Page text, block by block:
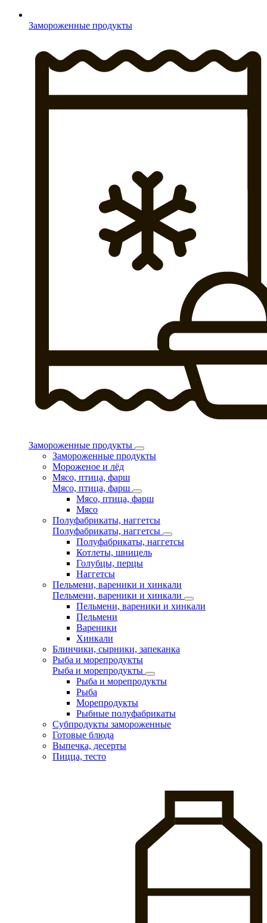
Замороженные продукты
Замороженные продукты
Замороженные продукты
Мороженое и лёд
Мясо, птица, фарш
Мясо, птица, фарш
Мясо, птица, фарш
Мясо
Полуфабрикаты, наггетсы
Полуфабрикаты, наггетсы
Полуфабрикаты, наггетсы
Котлеты, шницель
Голубцы, перцы
Наггетсы
Пельмени, вареники и хинкали
Пельмени, вареники и хинкали
Пельмени, вареники и хинкали
Пельмени
Вареники
Хинкали
Блинчики, сырники, запеканка
Рыба и морепродукты
Рыба и морепродукты
Рыба и морепродукты
Рыба
Морепродукты
Рыбные полуфабрикаты
Субпродукты замороженные
Готовые блюда
Выпечка, десерты
Пицца, тесто